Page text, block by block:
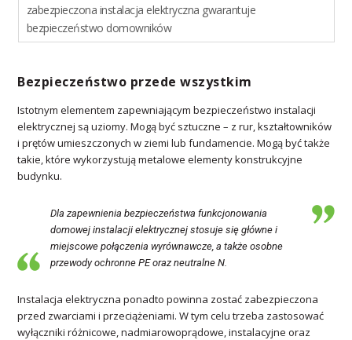
zabezpieczona instalacja elektryczna gwarantuje
bezpieczeństwo domowników
Bezpieczeństwo przede wszystkim
Istotnym elementem zapewniającym bezpieczeństwo instalacji
elektrycznej są uziomy. Mogą być sztuczne – z rur, kształtowników
i prętów umieszczonych w ziemi lub fundamencie. Mogą być także
takie, które wykorzystują metalowe elementy konstrukcyjne
budynku.
Dla zapewnienia bezpieczeństwa funkcjonowania
domowej instalacji elektrycznej stosuje się główne i
miejscowe połączenia wyrównawcze, a także osobne
przewody ochronne PE oraz neutralne N.
Instalacja elektryczna ponadto powinna zostać zabezpieczona
przed zwarciami i przeciążeniami. W tym celu trzeba zastosować
wyłączniki różnicowe, nadmiarowoprądowe, instalacyjne oraz